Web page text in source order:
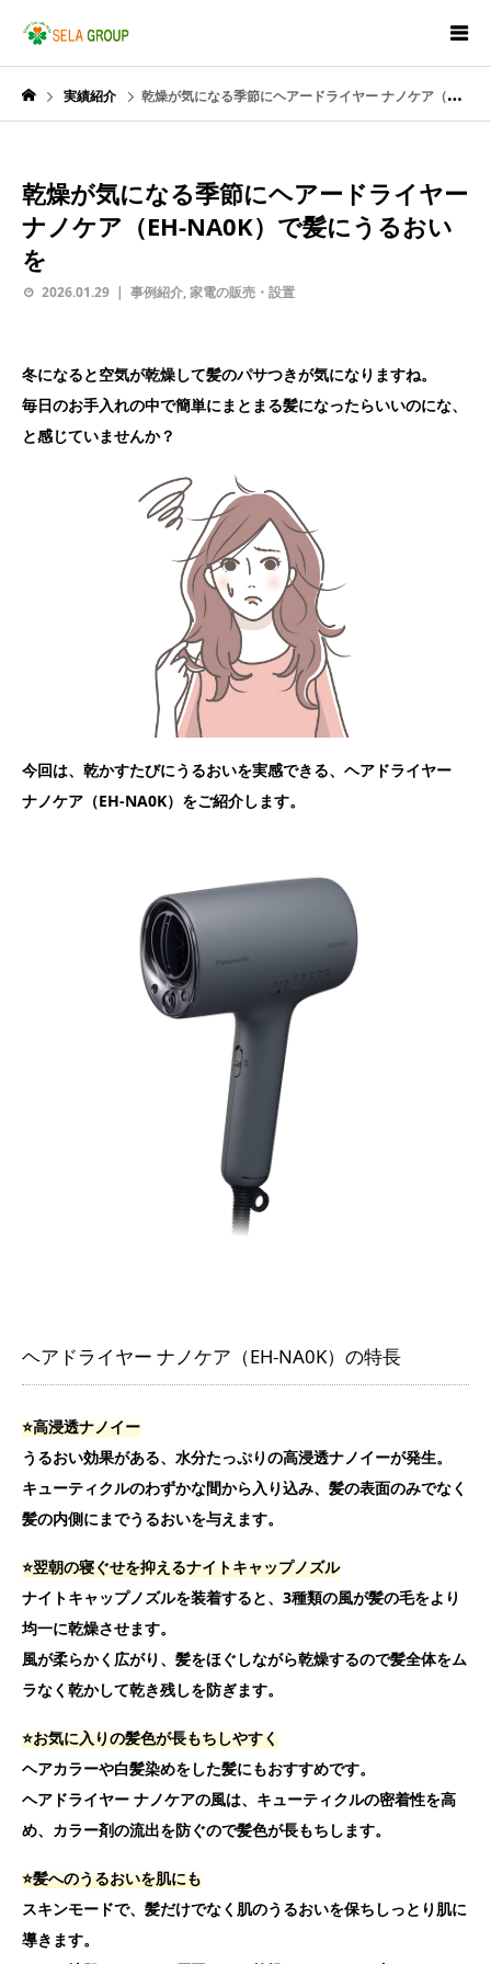
実績紹介 乾燥が気になる季節にヘアードライヤー ナノケア（EH-NA0K）で髪にうるおいを
乾燥が気になる季節にヘアードライヤー
ナノケア（EH-NA0K）で髪にうるおい
を
2026.01.29 事例紹介,家電の販売・設置
冬になると空気が乾燥して髪のパサつきが気になりますね。
毎日のお手入れの中で簡単にまとまる髪になったらいいのにな、
と感じていませんか？
今回は、乾かすたびにうるおいを実感できる、ヘアドライヤー
ナノケア（EH-NA0K）をご紹介します。
ヘアドライヤー ナノケア（EH-NA0K）の特長
⭐️高浸透ナノイー
うるおい効果がある、水分たっぷりの高浸透ナノイーが発生。
キューティクルのわずかな間から入り込み、髪の表面のみでなく
髪の内側にまでうるおいを与えます。
⭐️翌朝の寝ぐせを抑えるナイトキャップノズル
ナイトキャップノズルを装着すると、3種類の風が髪の毛をより
均一に乾燥させます。
風が柔らかく広がり、髪をほぐしながら乾燥するので髪全体をム
ラなく乾かして乾き残しを防ぎます。
⭐️お気に入りの髪色が長もちしやすく
ヘアカラーや白髪染めをした髪にもおすすめです。
ヘアドライヤー ナノケアの風は、キューティクルの密着性を高
め、カラー剤の流出を防ぐので髪色が長もちします。
⭐️髪へのうるおいを肌にも
スキンモードで、髪だけでなく肌のうるおいを保ちしっとり肌に
導きます。